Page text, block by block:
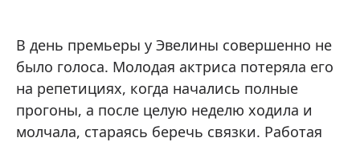
В день премьеры у Эвелины совершенно не
было голоса. Молодая актриса потеряла его
на репетициях, когда начались полные
прогоны, а после целую неделю ходила и
молчала, стараясь беречь связки. Работая